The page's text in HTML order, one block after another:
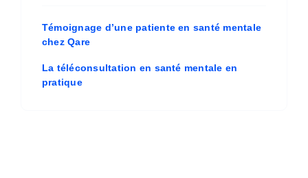
Témoignage d’une patiente en santé mentale
chez Qare
La téléconsultation en santé mentale en
pratique